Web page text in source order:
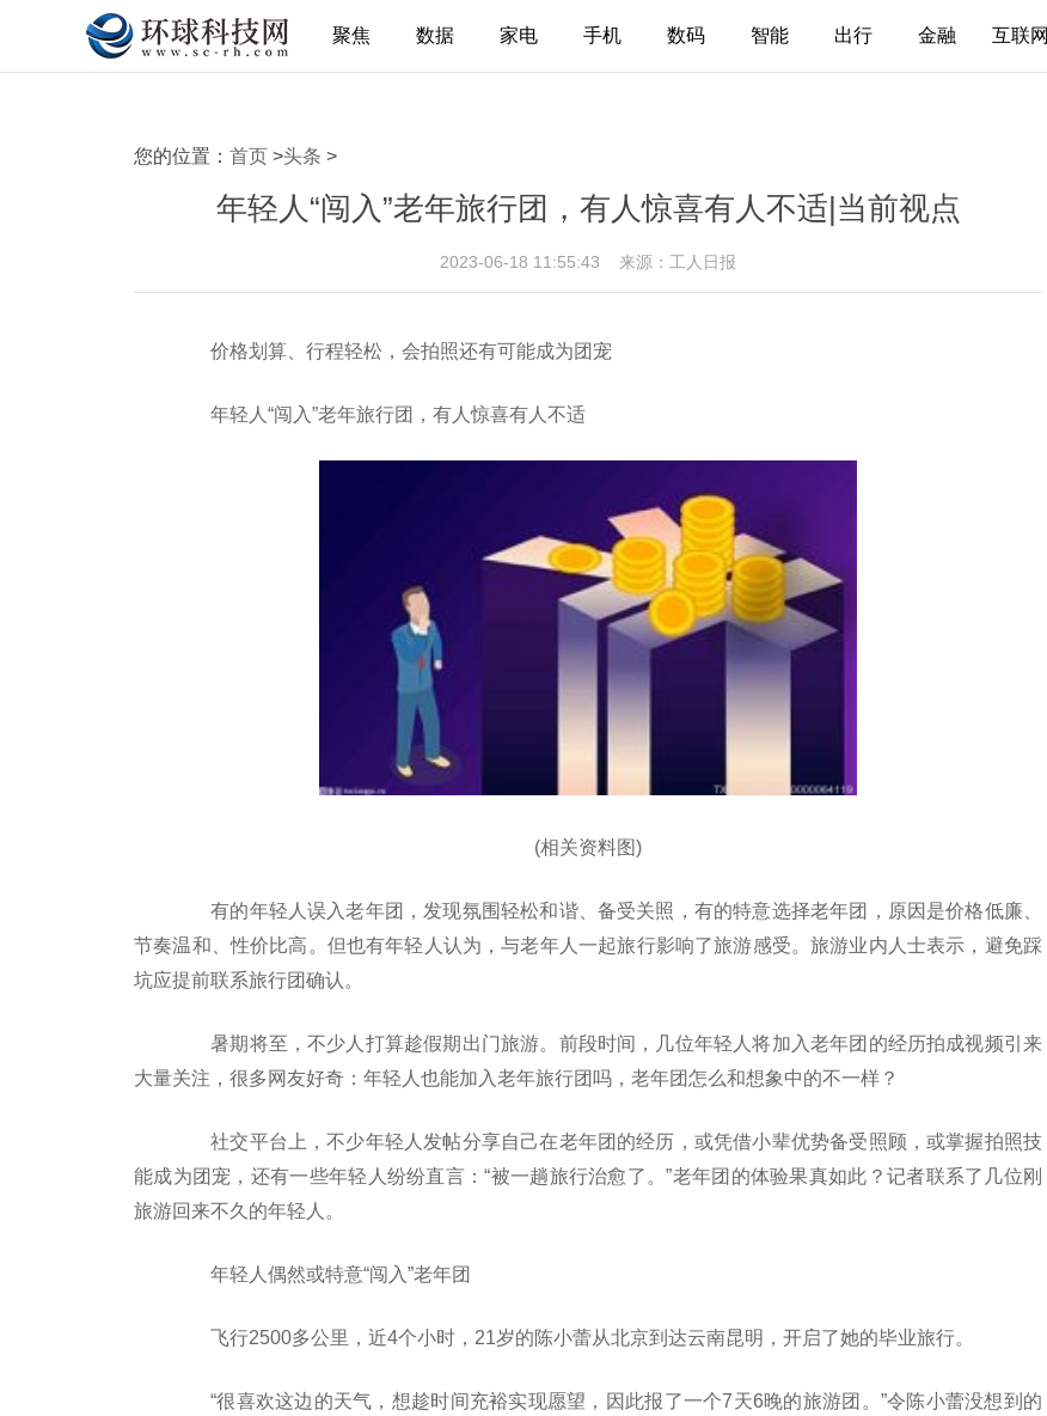
聚焦 数据 家电 手机 数码 智能 出行 金融 互联网
您的位置： 首页 >头条 >
年轻人“闯入”老年旅行团，有人惊喜有人不适|当前视点
2023-06-18 11:55:43 来源：工人日报
价格划算、行程轻松，会拍照还有可能成为团宠
年轻人“闯入”老年旅行团，有人惊喜有人不适
(相关资料图)
有的年轻人误入老年团，发现氛围轻松和谐、备受关照，有的特意选择老年团，原因是价格低廉、
节奏温和、性价比高。但也有年轻人认为，与老年人一起旅行影响了旅游感受。旅游业内人士表示，避免踩
坑应提前联系旅行团确认。
暑期将至，不少人打算趁假期出门旅游。前段时间，几位年轻人将加入老年团的经历拍成视频引来
大量关注，很多网友好奇：年轻人也能加入老年旅行团吗，老年团怎么和想象中的不一样？
社交平台上，不少年轻人发帖分享自己在老年团的经历，或凭借小辈优势备受照顾，或掌握拍照技
能成为团宠，还有一些年轻人纷纷直言：“被一趟旅行治愈了。”老年团的体验果真如此？记者联系了几位刚
旅游回来不久的年轻人。
年轻人偶然或特意“闯入”老年团
飞行2500多公里，近4个小时，21岁的陈小蕾从北京到达云南昆明，开启了她的毕业旅行。
“很喜欢这边的天气，想趁时间充裕实现愿望，因此报了一个7天6晚的旅游团。”令陈小蕾没想到的